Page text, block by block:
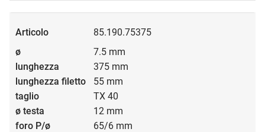
85.190.75375
7.5 mm
375 mm
55 mm
TX 40
12 mm
65/6 mm